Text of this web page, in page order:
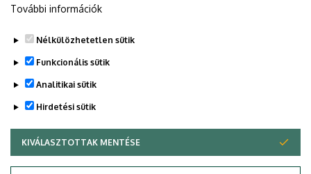
További információk
Nélkülözhetetlen sütik
Funkcionális sütik
Analitikai sütik
Hirdetési sütik
KIVÁLASZTOTTAK MENTÉSE
WITHDRAW CONSENT